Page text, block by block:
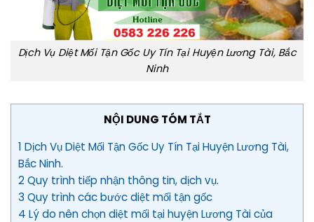
Dịch Vụ Diệt Mối Tận Gốc Uy Tín Tại Huyện Lương Tài, Bắc
Ninh
NỘI DUNG TÓM TẮT
1 Dịch Vụ Diệt Mối Tận Gốc Uy Tín Tại Huyện Lương Tài,
Bắc Ninh.
2 Quy trình tiếp nhận thông tin, dịch vụ.
3 Quy trình các bước diệt mối tận gốc
4 Lý do nên chọn diệt mối tại huyện Lương Tài của